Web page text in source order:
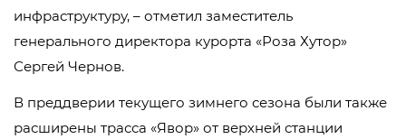
инфраструктуру, – отметил заместитель
генерального директора курорта «Роза Хутор»
Сергей Чернов.
В преддверии текущего зимнего сезона были также
расширены трасса «Явор» от верхней станции